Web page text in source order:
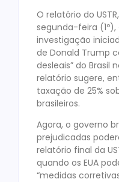
O relatório do
segunda-feira
investigação
de Donald Trump
desleais” do Brasil
relatório sugere,
taxação de 25%
brasileiros.
Agora, o governo
prejudicadas
relatório final da
quando os EUA
“medidas